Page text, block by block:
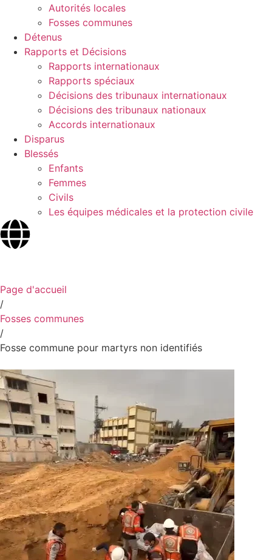
Autorités locales
Fosses communes
Détenus
Rapports et Décisions
Rapports internationaux
Rapports spéciaux
Décisions des tribunaux internationaux
Décisions des tribunaux nationaux
Accords internationaux
Disparus
Blessés
Enfants
Femmes
Civils
Les équipes médicales et la protection civile
Page d'accueil
/
Fosses communes
/
Fosse commune pour martyrs non identifiés